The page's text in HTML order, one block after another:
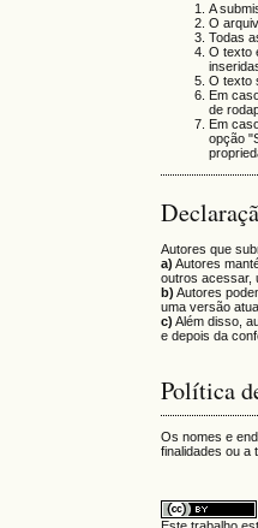
A
O
Todas
O texto
O texto
Em
de
Em
opção
Autores que
a) Autores
outros acessar,
b) Autores
uma versão
c) Além disso,
e depois da
Política
Os nomes e
finalidades ou a